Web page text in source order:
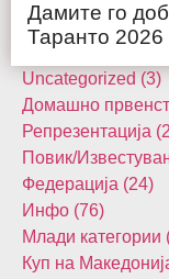
Дамите го
Таранто 2026
Uncategorized (3)
Домашнo
Репрезентација
Повик/
Федерација (24)
Инфо (76)
Млади категории
Куп на